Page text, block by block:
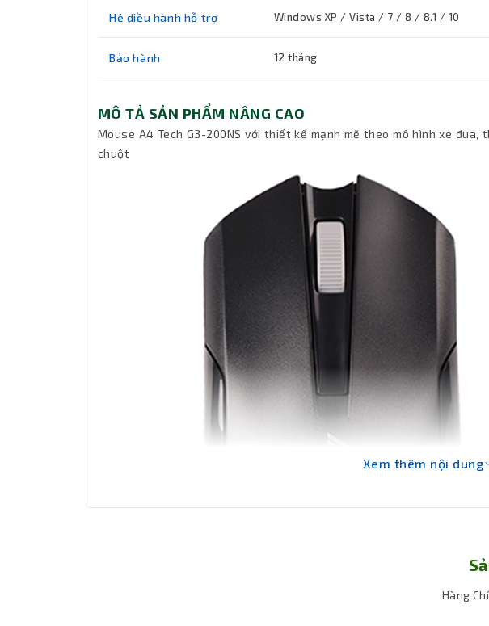
Hệ điều hành hỗ trợ Windows XP / Vista / 7 / 8 / 8.1 / 10
Bảo hành 12 tháng
MÔ TẢ SẢN PHẨM NÂNG CAO
Mouse A4 Tech G3-200NS với thiết kế mạnh mẽ theo mô hình xe
chuột
Xem thêm nội dung
Hàng